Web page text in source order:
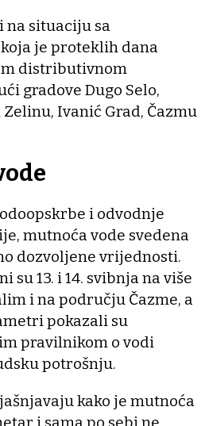
na situaciju sa
je proteklih dana
distributivnom
gradove Dugo Selo,
Ivanić Grad, Čazmu
i odvodnje
mutnoća vode svedena
dozvoljene vrijednosti.
su 13. i 14. svibnja na više
i na području Čazme, a
pokazali su
pravilnikom o vodi
potrošnju.
kako je mutnoća
i sama po sebi ne